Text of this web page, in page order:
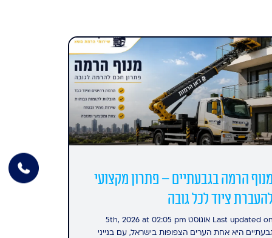
מנוף הרמה בגבעתיים – פתרון מקצועי
להעברת ציוד לכל גובה
Last updated on אוגוסט 5th, 2026 at 02:05 pm
גבעתיים היא אחת הערים הצפופות בישראל, עם בנייני